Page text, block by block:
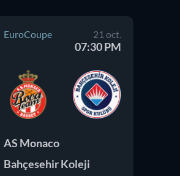
EuroCoupe 21 oct.
07:30 PM
AS Monaco
Bahçesehir Koleji